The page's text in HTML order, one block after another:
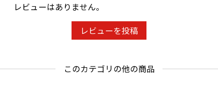
レビューはありません。
レビューを投稿
このカテゴリの他の商品